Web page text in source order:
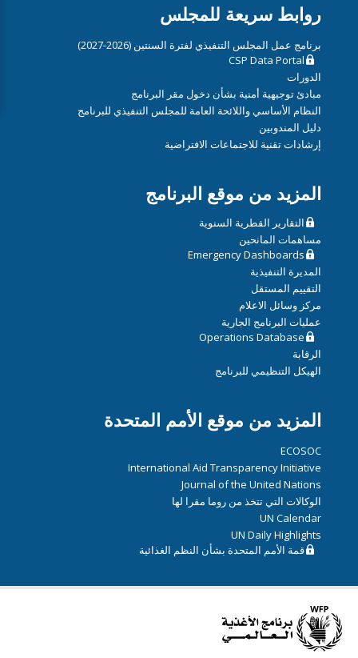
روابط سريعة للمجلس
برنامج عمل المجلس التنفيذي لفترة السنتين (2026-2027)
CSP Data Portal
الدورات
مبادئ توجيهية أمنية بشأن دخول مقر البرنامج
النظام الأساسي واللائحة العامة للمجلس التنفيذي للبرنامج
دليل المندوبين
إرشادات تقنية للاجتماعات الافتراضية
المزيد من موقع البرنامج
التقارير القطرية السنوية
مساهمات المانحين
Emergency Dashboards
المديرة التنفيذية
التقييم المستقل
مركز وسائل الاعلام
عمليات البرنامج الجارية
Operations Database
الرقابة
الهيكل التنظيمي للبرنامج
المزيد من موقع الأمم المتحدة
ECOSOC
International Aid Transparency Initiative
Journal of the United Nations
الوكالات التي تتخذ من روما مقرا لها
UN Calendar
UN Daily Highlights
قمة الأمم المتحدة بشأن النظم الغذائية